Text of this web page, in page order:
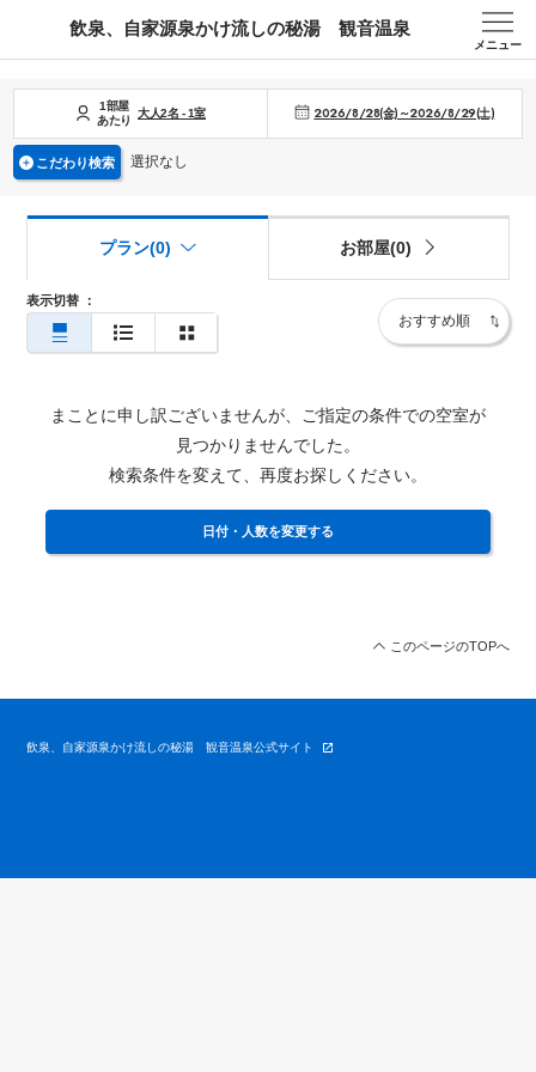
飲泉、自家源泉かけ流しの秘湯 観音温泉
メニュー
1部屋
あたり
大人2名 -1室 2026/8/28(金)～2026/8/29(土)
こだわり検索 選択なし
表示切替 ：
プラン(0) お部屋(0)
まことに申し訳ございませんが、ご指定の条件での空室が
見つかりませんでした。
検索条件を変えて、再度お探しください。
日付・人数を変更する
このページのTOPへ
飲泉、自家源泉かけ流しの秘湯 観音温泉公式サイト